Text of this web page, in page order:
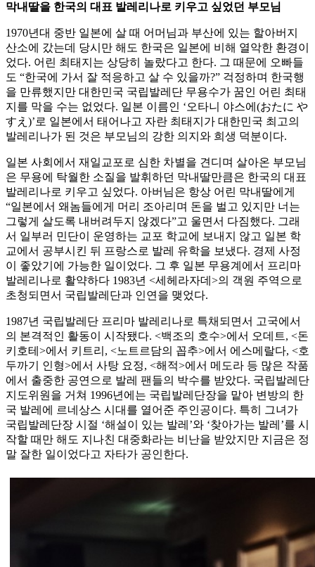
막내딸을 한국의 대표 발레리나로 키우고 싶었던 부모님
1970년대 중반 일본에 살 때 어머님과 부산에 있는 할아버지
산소에 갔는데 당시만 해도 한국은 일본에 비해 열악한 환경이
었다. 어린 최태지는 상당히 놀랐다고 한다. 그 때문에 오빠들
도 “한국에 가서 잘 적응하고 살 수 있을까?” 걱정하며 한국행
을 만류했지만 대한민국 국립발레단 무용수가 꿈인 어린 최태
지를 막을 수는 없었다. 일본 이름인 ‘오타니 야스에(おたに や
すえ)’로 일본에서 태어나고 자란 최태지가 대한민국 최고의
발레리나가 된 것은 부모님의 강한 의지와 희생 덕분이다.
일본 사회에서 재일교포로 심한 차별을 견디며 살아온 부모님
은 무용에 탁월한 소질을 발휘하던 막내딸만큼은 한국의 대표
발레리나로 키우고 싶었다. 아버님은 항상 어린 막내딸에게
“일본에서 왜놈들에게 머리 조아리며 돈을 벌고 있지만 너는
그렇게 살도록 내버려두지 않겠다”고 울면서 다짐했다. 그래
서 일부러 민단이 운영하는 교포 학교에 보내지 않고 일본 학
교에서 공부시킨 뒤 프랑스로 발레 유학을 보냈다. 경제 사정
이 좋았기에 가능한 일이었다. 그 후 일본 무용계에서 프리마
발레리나로 활약하다 1983년 <세헤라자데>의 객원 주역으로
초청되면서 국립발레단과 인연을 맺었다.
1987년 국립발레단 프리마 발레리나로 특채되면서 고국에서
의 본격적인 활동이 시작됐다. <백조의 호수>에서 오데트, <돈
키호테>에서 키트리, <노트르담의 꼽추>에서 에스메랄다, <호
두까기 인형>에서 사탕 요정, <해적>에서 메도라 등 많은 작품
에서 출중한 공연으로 발레 팬들의 박수를 받았다. 국립발레단
지도위원을 거쳐 1996년에는 국립발레단장을 맡아 변방의 한
국 발레에 르네상스 시대를 열어준 주인공이다. 특히 그녀가
국립발레단장 시절 ‘해설이 있는 발레’와 ‘찾아가는 발레’를 시
작할 때만 해도 지나친 대중화라는 비난을 받았지만 지금은 정
말 잘한 일이었다고 자타가 공인한다.